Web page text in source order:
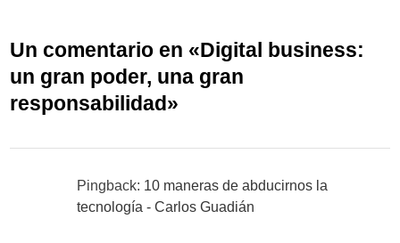
Un comentario en «Digital business:
un gran poder, una gran
responsabilidad»
Pingback: 10 maneras de abducirnos la
tecnología - Carlos Guadián